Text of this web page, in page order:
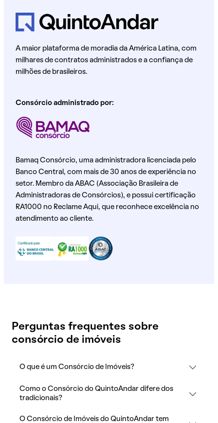
A maior plataforma de moradia da América Latina, com
milhares de contratos administrados e a confiança de
milhões de brasileiros.
Consórcio administrado por:
Bamaq Consórcio, uma administradora licenciada pelo
Banco Central, com mais de 30 anos de experiência no
setor. Membro da ABAC (Associação Brasileira de
Administradoras de Consórcios), e possui certificação
RA1000 no Reclame Aqui, que reconhece excelência no
atendimento ao cliente.
Perguntas frequentes sobre
consórcio de imóveis
O que é um Consórcio de Imóveis?
Como o Consórcio do QuintoAndar difere dos
tradicionais?
O Consórcio de Imóveis do QuintoAndar tem